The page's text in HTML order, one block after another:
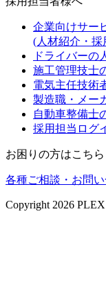
企業向けサー
(人材紹介・
ドライバーの
施工管理技士
電気主任技術
製造職・メー
自動車整備士
採用担当ログ
お困りの方はこちら
各種ご相談・お問
Copyright 2026